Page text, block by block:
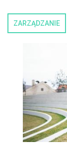
ZARZĄDZANIE